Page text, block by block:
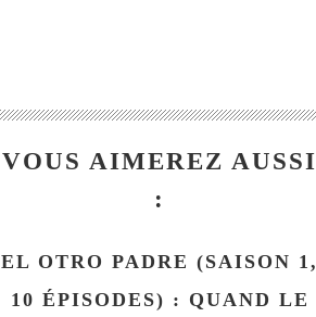
VOUS AIMEREZ AUSSI
:
EL OTRO PADRE (SAISON 1,
10 ÉPISODES) : QUAND LE